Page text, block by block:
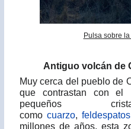
Pulsa sobre
Antiguo volcán de
Muy cerca del pueblo de
que contrastan con el
pequeños
como cuarzo, feldespatos
millones de años, esta